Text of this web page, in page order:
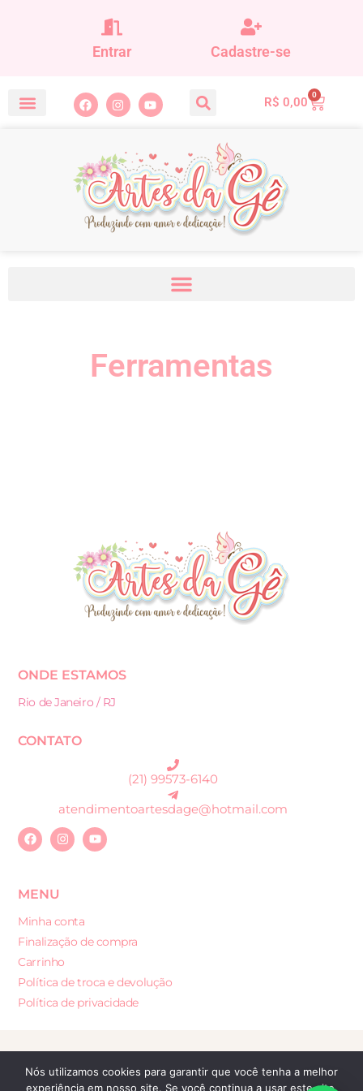
Entrar Cadastre-se
R$ 0,00
0
Ferramentas
ONDE ESTAMOS
Rio de Janeiro / RJ
CONTATO
(21) 99573-6140
atendimentoartesdage@hotmail.com
MENU
Minha conta
Finalização de compra
Carrinho
Política de troca e devolução
Política de privacidade
Desenvolvido por: Sites e Lojas Virtuais
Nós utilizamos cookies para garantir que você tenha a melhor
experiência em nosso site. Se você continua a usar este site,